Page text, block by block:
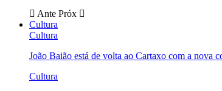
Ante Próx
Cultura
Cultura
João Baião está de volta ao Cartaxo com a nova
Cultura